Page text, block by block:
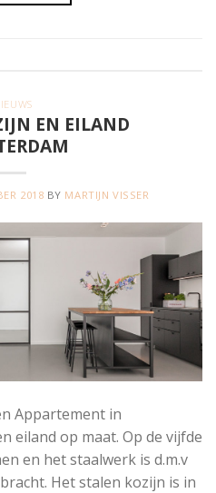
EN EILAND
2018 BY MARTIJN VISSER
Appartement in
eiland op maat. Op de vijfde
en het staalwerk is d.m.v
Het stalen kozijn is in